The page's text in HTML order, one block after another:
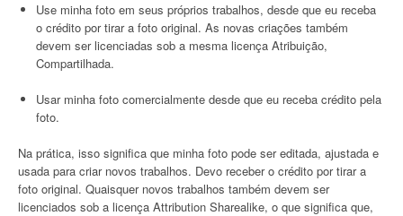
Use minha foto em seus próprios trabalhos, desde que eu receba
o crédito por tirar a foto original. As novas criações também
devem ser licenciadas sob a mesma licença Atribuição,
Compartilhada.
Usar minha foto comercialmente desde que eu receba crédito pela
foto.
Na prática, isso significa que minha foto pode ser editada, ajustada e
usada para criar novos trabalhos. Devo receber o crédito por tirar a
foto original. Quaisquer novos trabalhos também devem ser
licenciados sob a licença Attribution Sharealike, o que significa que,